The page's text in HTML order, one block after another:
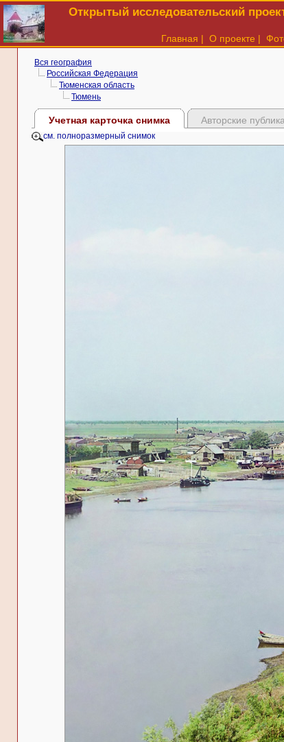
Открытый исследовательский
Главная | О проекте |
Вся география
Российская Федерация
Тюменская область
Тюмень
Учетная карточка снимка Авторские
см. полноразмерный снимок